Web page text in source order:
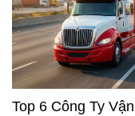
Top 6 Công Ty